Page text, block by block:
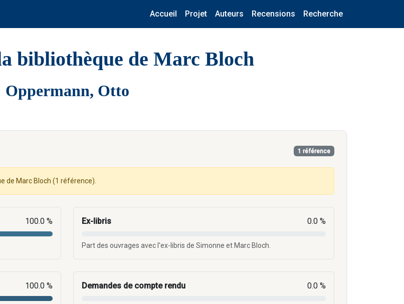
Accueil Projet Auteurs Recensions Recherche
bibliothèque de Marc Bloch
Oppermann, Otto
1 référence
de Marc Bloch (1 référence).
100.0 % Ex-libris 0.0 %
Part des ouvrages avec l'ex-libris de Simonne et Marc Bloch.
100.0 % Demandes de compte rendu 0.0 %